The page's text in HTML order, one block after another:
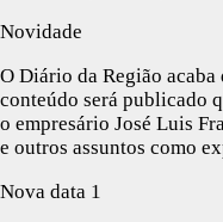
Novidade
O Diário da Região acaba
conteúdo será publicado
o empresário José Luis
e outros assuntos como
Nova data 1